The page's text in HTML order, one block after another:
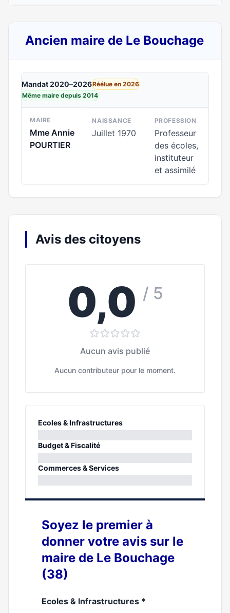
Ancien maire de Le Bouchage
Mandat 2020–2026Réélue en 2026
Même maire depuis 2014
MAIRE
Mme Annie
POURTIER
NAISSANCE
Juillet 1970
PROFESSION
Professeur
des écoles,
instituteur
et assimilé
Avis des citoyens
0,0 / 5
Aucun avis publié
Aucun contributeur pour le moment.
Ecoles & Infrastructures
0%
Budget & Fiscalité
0%
Commerces & Services
Soyez le premier à
donner votre avis sur le
maire de Le Bouchage
(38)
Ecoles & Infrastructures *